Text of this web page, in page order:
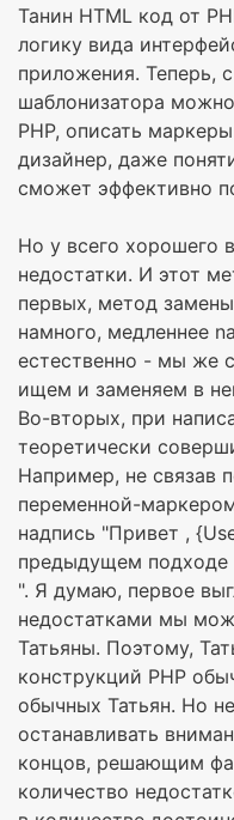
Танин HTML код от
логику вида
приложения. Теперь,
шаблонизатора
PHP, описать
дизайнер, даже
сможет эффективно
Но у всего хорошего
недостатки. И этот
первых, метод
намного, медленнее
естественно - мы же
ищем и заменяем в
Во-вторых, при
теоретически
Например, не связав
переменной-
надпись "Привет ,
предыдущем
". Я думаю, первое
недостатками мы
Татьяны. Поэтому,
конструкций PHP
обычных Татьян. Но
останавливать
концов, решающим
количество